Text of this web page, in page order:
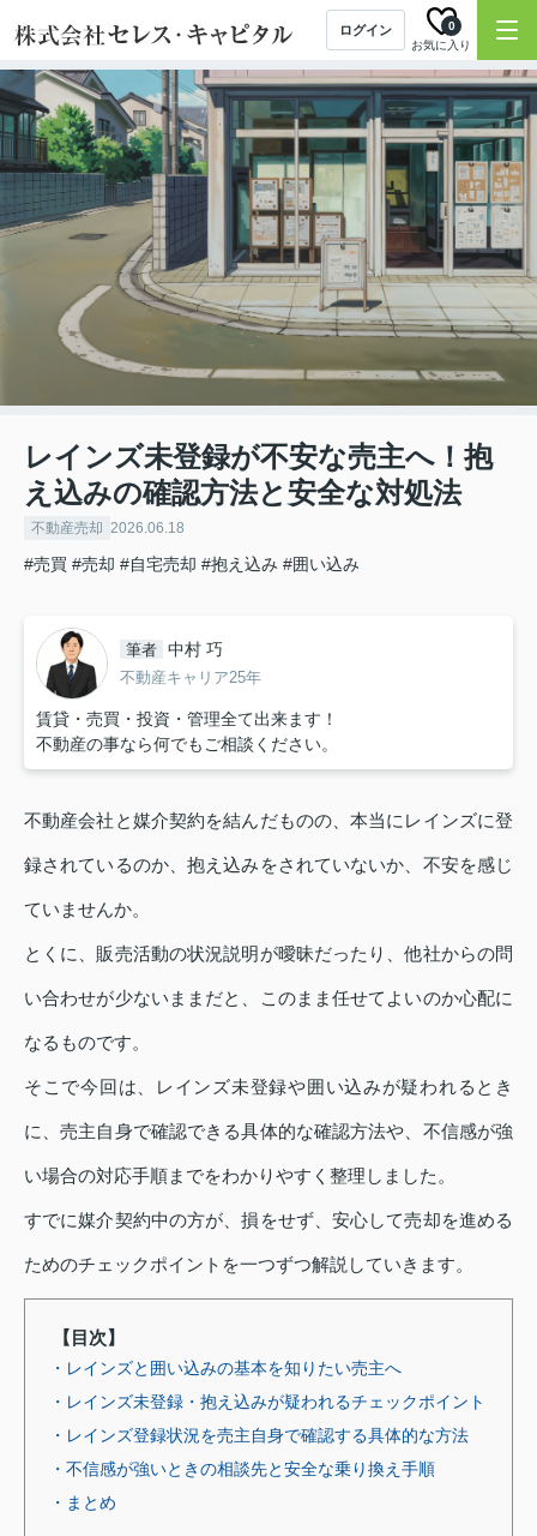
ログイン
お気に入り
0
レインズ未登録が不安な売主へ！抱
え込みの確認方法と安全な対処法
不動産売却 2026.06.18
#売買 #売却 #自宅売却 #抱え込み #囲い込み
筆者 中村 巧
不動産キャリア25年
賃貸・売買・投資・管理全て出来ます！
不動産の事なら何でもご相談ください。
不動産会社と媒介契約を結んだものの、本当にレインズに登
録されているのか、抱え込みをされていないか、不安を感じ
ていませんか。
とくに、販売活動の状況説明が曖昧だったり、他社からの問
い合わせが少ないままだと、このまま任せてよいのか心配に
なるものです。
そこで今回は、レインズ未登録や囲い込みが疑われるとき
に、売主自身で確認できる具体的な確認方法や、不信感が強
い場合の対応手順までをわかりやすく整理しました。
すでに媒介契約中の方が、損をせず、安心して売却を進める
ためのチェックポイントを一つずつ解説していきます。
【目次】
・レインズと囲い込みの基本を知りたい売主へ
・レインズ未登録・抱え込みが疑われるチェックポイント
・レインズ登録状況を売主自身で確認する具体的な方法
・不信感が強いときの相談先と安全な乗り換え手順
・まとめ